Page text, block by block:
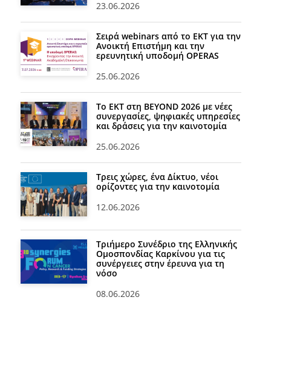
23.06.2026
Σειρά webinars από το ΕΚΤ για την
Ανοικτή Επιστήμη και την
ερευνητική υποδομή OPERAS
25.06.2026
Το ΕΚΤ στη BEYOND 2026 με νέες
συνεργασίες, ψηφιακές υπηρεσίες
και δράσεις για την καινοτομία
25.06.2026
Τρεις χώρες, ένα Δίκτυο, νέοι
ορίζοντες για την καινοτομία
12.06.2026
Τριήμερο Συνέδριο της Ελληνικής
Ομοσπονδίας Καρκίνου για τις
συνέργειες στην έρευνα για τη
νόσο
08.06.2026